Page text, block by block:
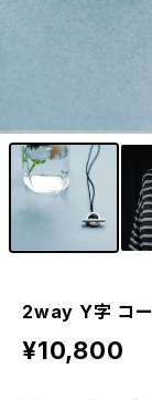
2way Y字 コー
¥10,800